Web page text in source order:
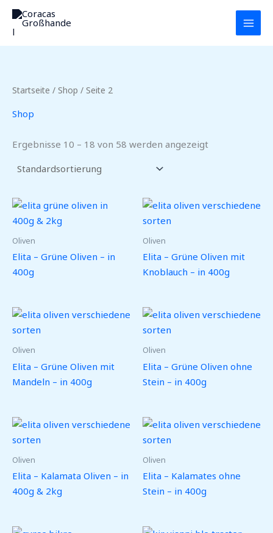
Zum
Inhalt
springen
Startseite / Shop / Seite 2
Shop
Ergebnisse 10 – 18 von 58 werden angezeigt
Oliven
Elita – Grüne Oliven – in
400g
Oliven
Elita – Grüne Oliven mit
Knoblauch – in 400g
Oliven
Elita – Grüne Oliven mit
Mandeln – in 400g
Oliven
Elita – Grüne Oliven ohne
Stein – in 400g
Oliven
Elita – Kalamata Oliven – in
400g & 2kg
Oliven
Elita – Kalamates ohne
Stein – in 400g